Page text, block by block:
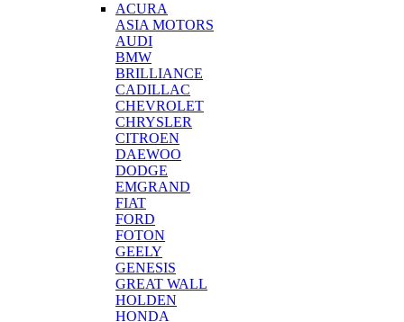
ACURA
ASIA MOTORS
AUDI
BMW
BRILLIANCE
CADILLAC
CHEVROLET
CHRYSLER
CITROEN
DAEWOO
DODGE
EMGRAND
FIAT
FORD
FOTON
GEELY
GENESIS
GREAT WALL
HOLDEN
HONDA